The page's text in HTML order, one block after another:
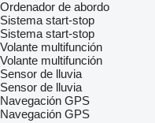
Ordenador de abordo
Sistema start-stop
Sistema start-stop
Volante multifunción
Volante multifunción
Sensor de lluvia
Sensor de lluvia
Navegación GPS
Navegación GPS